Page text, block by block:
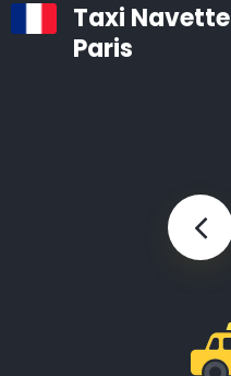
Taxi Navette
Paris